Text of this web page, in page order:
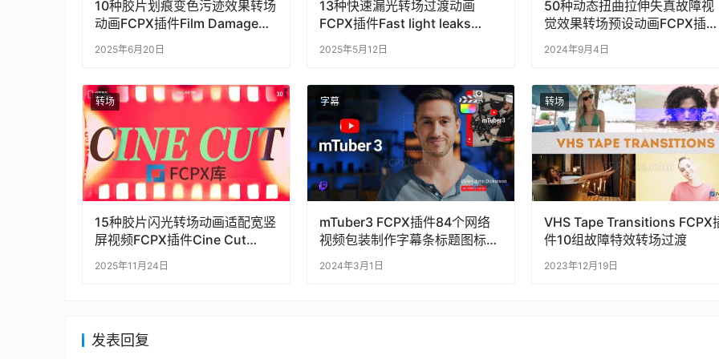
10种胶片划痕变色污迹效果转场
动画FCPX插件Film Damage
Transitions
2025年6月20日
13种快速漏光转场过渡动画
FCPX插件Fast light leaks
Transitions 4K
2025年5月12日
50种动态扭曲拉伸失真故障视
觉效果转场预设动画FCPX插件
mTransitions Distortion
2024年9月4日
转场
15种胶片闪光转场动画适配宽竖
屏视频FCPX插件Cine Cut
Transitions
2025年11月24日
字幕
mTuber3 FCPX插件84个网络
视频包装制作字幕条标题图标
Logo动画转场
2024年3月1日
转场
VHS Tape Transitions FCPX
件10组故障特效转场过渡
2023年12月19日
发表回复